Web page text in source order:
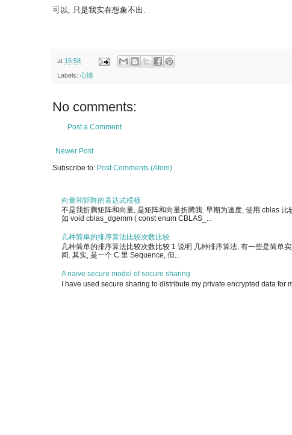
可以, 只是我实在想象不出.
at 15:58
Labels: 心情
No comments:
Post a Comment
Newer Post
Subscribe to: Post Comments (Atom)
向量和矩阵的表达式模板
不是我折腾矩阵和向量, 是矩阵和向量折腾我. 早期为速度, 使用 cblas
如 void cblas_dgemm ( const enum CBLAS_...
几种简单的排序算法比较次数比较
几种简单的排序算法比较次数比较 1 说明 几种排序算法, 有一些是简单
间. 其实, 是一个 C 里 Sequence, 但...
A naive secure model of secure sharing
I have used secure sharing to distribute my private encrypted data for